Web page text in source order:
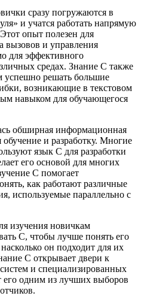
сразу погружаются в
и учатся работать напрямую
опыт полезен для
вызовов и управления
для эффективного
средах. Знание C также
успешно решать большие
возникающие в текстовом
навыком для обучающегося
обширная информационная
и разработку. Многие
язык C для разработки
его основой для многих
C помогает
как работают различные
используемые параллельно с
изучения новичкам
C, чтобы лучше понять его
он подходит для их
C открывает двери к
и специализированных
его одним из лучших выборов